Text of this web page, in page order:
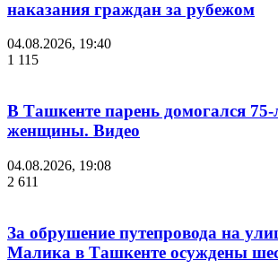
наказания граждан за рубежом
04.08.2026, 19:40
1 115
В Ташкенте парень домогался 75-
женщины. Видео
04.08.2026, 19:08
2 611
За обрушение путепровода на
Малика в Ташкенте осуждены